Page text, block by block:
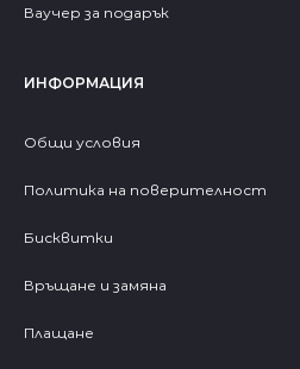
Ваучер за подарък
ИНФОРМАЦИЯ
Общи условия
Политика на поверителност
Бисквитки
Връщане и замяна
Плащане